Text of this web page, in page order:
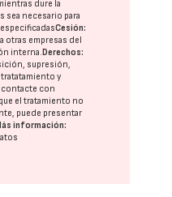
dure la
sea necesario para
especificadasCesión:
otras empresas del
interna. Derechos:
supresión,
y
contacte con
el tratamiento no
puede presentar
información: